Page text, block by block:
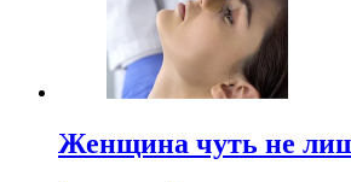
Женщина чуть не